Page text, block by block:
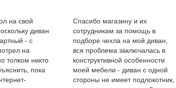
на свой
диван
- с
на
толком никто
пока
Спасибо магазину и их
сотрудникам за помощь в
подборе чехла на мой диван,
вся проблема заключалась в
конструктивной особенности
моей мебели - диван с одной
стороны не имеет подлокотник,